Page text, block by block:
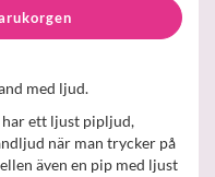
med ljud.
har ett ljust pipljud,
när man trycker på
även en pip med ljust